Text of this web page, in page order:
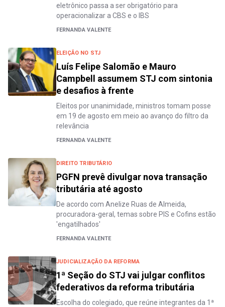
eletrônico passa a ser obrigatório para
operacionalizar a CBS e o IBS
FERNANDA VALENTE
ELEIÇÃO NO STJ
Luís Felipe Salomão e Mauro
Campbell assumem STJ com sintonia
e desafios à frente
Eleitos por unanimidade, ministros tomam posse
em 19 de agosto em meio ao avanço do filtro da
relevância
FERNANDA VALENTE
DIREITO TRIBUTÁRIO
PGFN prevê divulgar nova transação
tributária até agosto
De acordo com Anelize Ruas de Almeida,
procuradora-geral, temas sobre PIS e Cofins estão
'engatilhados'
FERNANDA VALENTE
JUDICIALIZAÇÃO DA REFORMA
1ª Seção do STJ vai julgar conflitos
federativos da reforma tributária
Escolha do colegiado, que reúne integrantes da 1ª